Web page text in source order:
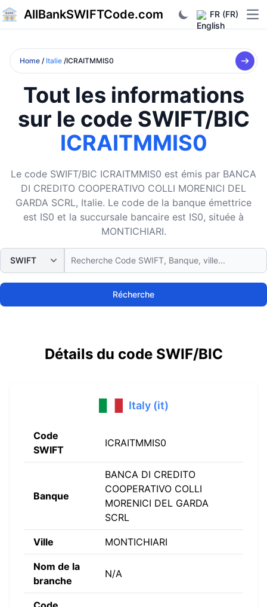
AllBankSWIFTCode.com FR (FR)
Home / Italie /ICRAITMMIS0
Tout les informations
sur le code SWIFT/BIC
ICRAITMMIS0
Le code SWIFT/BIC ICRAITMMIS0 est émis par BANCA
DI CREDITO COOPERATIVO COLLI MORENICI DEL
GARDA SCRL, Italie. Le code de la banque émettrice
est IS0 et la succursale bancaire est IS0, située à
MONTICHIARI.
Récherche
Détails du code SWIF/BIC
Italy (it)
Code
SWIFT
ICRAITMMIS0
Banque
BANCA DI CREDITO
COOPERATIVO COLLI
MORENICI DEL GARDA
SCRL
Ville MONTICHIARI
Nom de la
branche
N/A